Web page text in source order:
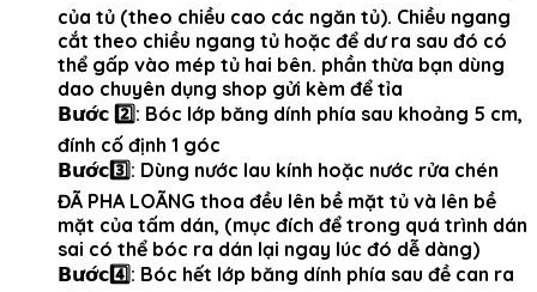
của tủ (theo chiều cao các ngăn tủ). Chiều ngang
cắt theo chiều ngang tủ hoặc để dư ra sau đó có
thể gấp vào mép tủ hai bên. phần thừa bạn dùng
dao chuyên dụng shop gửi kèm để tỉa
𝗕𝘂̛𝗼̛́𝗰 2️⃣: Bóc lớp băng dính phía sau khoảng 5 cm,
đính cố định 1 góc
𝗕𝘂̛𝗼̛́𝗰3️⃣: Dùng nước lau kính hoặc nước rửa chén
ĐÃ PHA LOÃNG thoa đều lên bề mặt tủ và lên bề
mặt của tấm dán, (mục đích để trong quá trình dán
sai có thể bóc ra dán lại ngay lúc đó dễ dàng)
𝗕𝘂̛𝗼̛́𝗰4️⃣: Bóc hết lớp băng dính phía sau đề can ra